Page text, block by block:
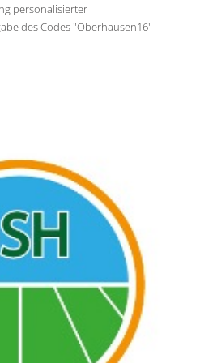
personalisierter
des Codes "Oberhausen16"